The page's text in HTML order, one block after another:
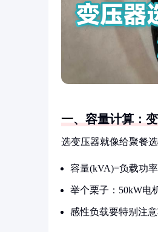
一、容量计算：
选变压器就像给聚餐
容量(kVA)=负载功
举个栗子：50kW电
感性负载要特别注